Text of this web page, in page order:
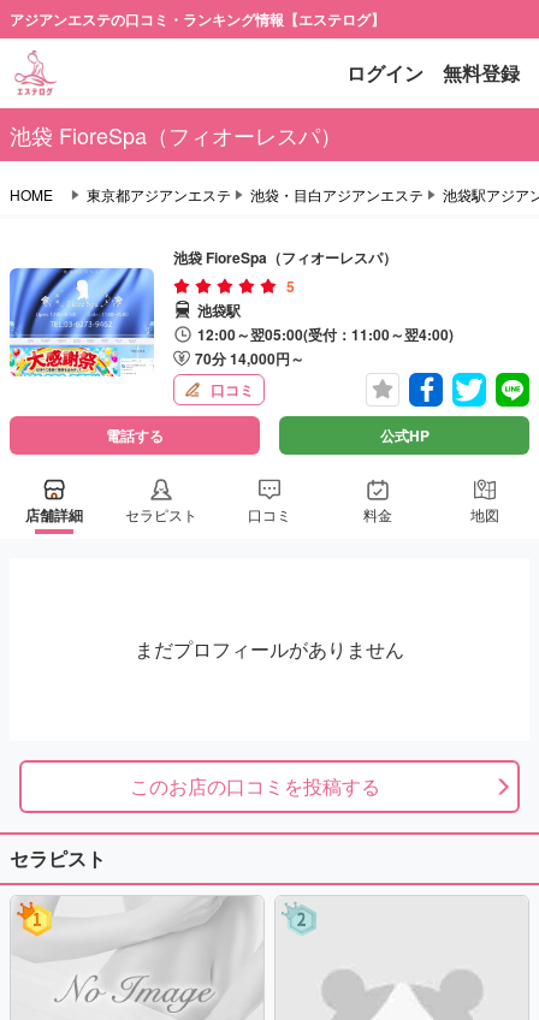
アジアンエステの口コミ・ランキング情報【エステログ】
ログイン 無料登録
池袋 FioreSpa（フィオーレスパ）
HOME 東京都アジアンエステ 池袋・目白アジアンエステ 池袋駅アジア
池袋 FioreSpa（フィオーレスパ）
5
池袋駅
12:00～翌05:00(受付：11:00～翌4:00)
70分 14,000円～
口コミ
電話する 公式HP
店舗詳細 セラピスト 口コミ 料金 地図
まだプロフィールがありません
このお店の口コミを投稿する
セラピスト